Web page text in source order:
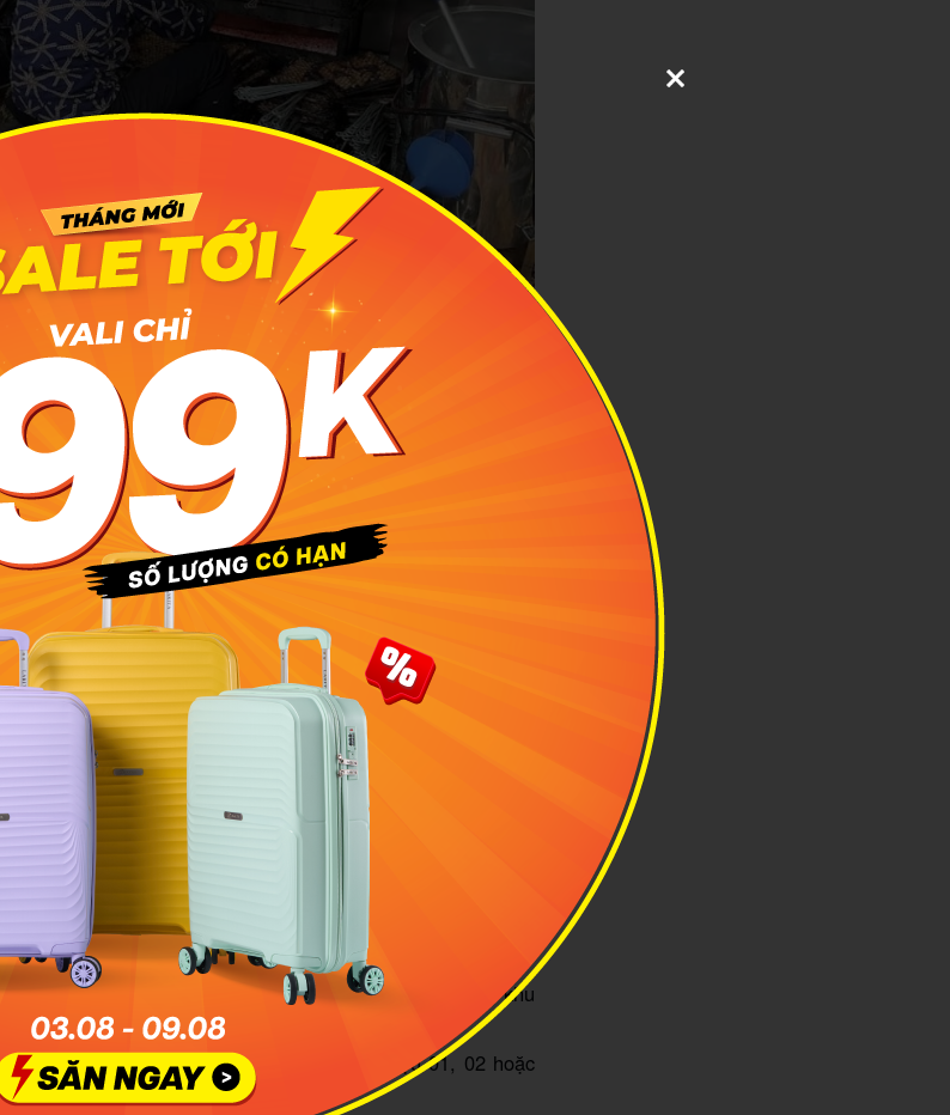
danh tiếng của thương hiệu Bún chả Cửa Đông chính là
thịt truyền thống. Ảnh minh họa: Nong_CNX
hướng dẫn lộ trình di chuyển
tọa lạc tại số 41 phố Cửa Đông, thuộc địa phận phường
Kiếm, Hà Nội. Tọa độ này nằm rất gần các điểm tham
như Hồ Gươm hay Nhà Thờ Lớn, vô cùng lý tưởng để mình
khám phá phố cổ.
tương đối dễ dàng thông qua nhiều loại phương tiện:
dọc theo trục phố Cửa Đông, tiến hành rẽ trái ngay tại khu
trí quán nằm ngay góc phố rất dễ nhận diện.
có thể đón các tuyến xe buýt mang số hiệu 01, 02 hoặc
tại trạm dừng mang tên "Cửa Đông".